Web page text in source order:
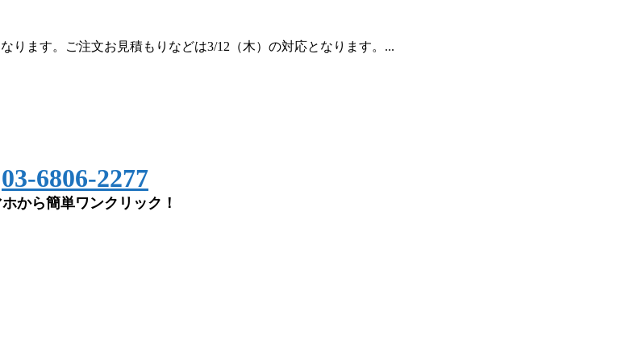
ります。ご注文お見積もりなどは3/12（木）の対応となります。...
03-6806-2277
から簡単ワンクリック！